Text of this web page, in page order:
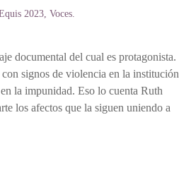
2023 Voces
documental del cual es protagonista.
signos de violencia en la institución
la impunidad. Eso lo cuenta Ruth
los afectos que la siguen uniendo a